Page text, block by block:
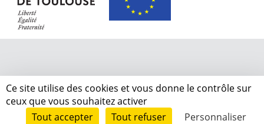
Ce site utilise des cookies et vous donne le contrôle sur
ceux que vous souhaitez activer
Tout accepter
Tout refuser Personnaliser